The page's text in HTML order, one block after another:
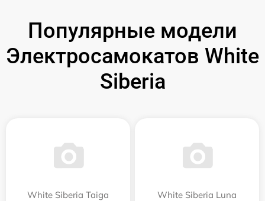
Популярные модели
Электросамокатов White
Siberia
White Siberia Taiga White Siberia Luna